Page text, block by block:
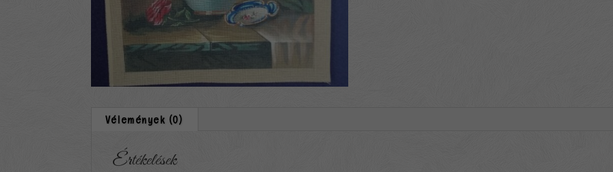
Vélemények (0)
Értékelések